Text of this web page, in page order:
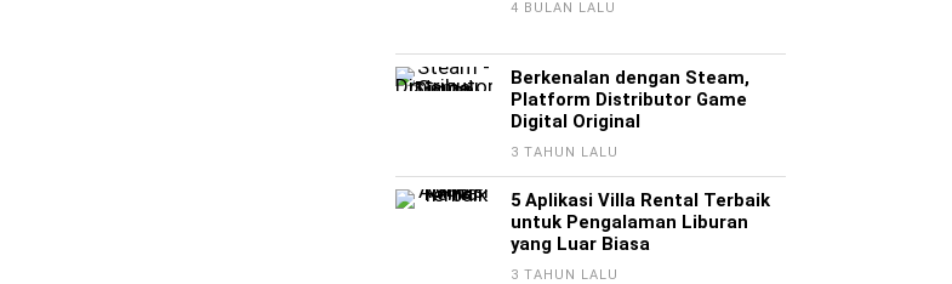
4 BULAN LALU
Berkenalan dengan Steam,
Platform Distributor Game
Digital Original
3 TAHUN LALU
5 Aplikasi Villa Rental Terbaik
untuk Pengalaman Liburan
yang Luar Biasa
3 TAHUN LALU